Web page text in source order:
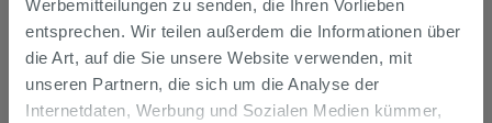
Werbemitteilungen zu senden, die Ihren Vorlieben
entsprechen. Wir teilen außerdem die Informationen über
die Art, auf die Sie unsere Website verwenden, mit
unseren Partnern, die sich um die Analyse der
Internetdaten, Werbung und Sozialen Medien kümmer,